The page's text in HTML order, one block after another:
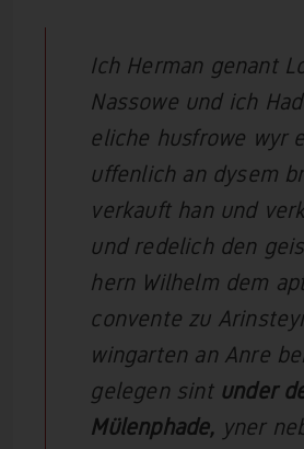
Ich Herman genant
Nassowe und ich
eliche husfrowe wyr
uffenlich an dysem
verkauft han und
und redelich den
hern Wilhelm dem
convente zu
wingarten an Anre
gelegen sint under
Mülenphade, yner